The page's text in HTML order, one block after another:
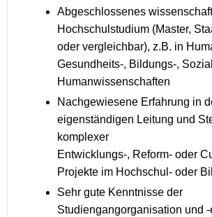
Abgeschlossenes
Hochschulstudium (Master,
oder vergleichbar), z.B. in
Gesundheits-, Bildungs-,
Humanwissenschaften
Nachgewiesene Erfahrung in
eigenständigen Leitung und
komplexer
Entwicklungs-, Reform- oder
Projekte im Hochschul- oder
Sehr gute Kenntnisse der
Studiengangorganisation und